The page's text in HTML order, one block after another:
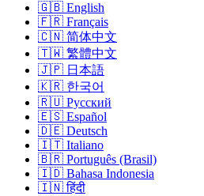
🇬🇧 English
🇫🇷 Français
🇨🇳 简体中文
🇹🇼 繁體中文
🇯🇵 日本語
🇰🇷 한국어
🇷🇺 Русский
🇪🇸 Español
🇩🇪 Deutsch
🇮🇹 Italiano
🇧🇷 Português (Brasil)
🇮🇩 Bahasa Indonesia
🇮🇳 हिंदी